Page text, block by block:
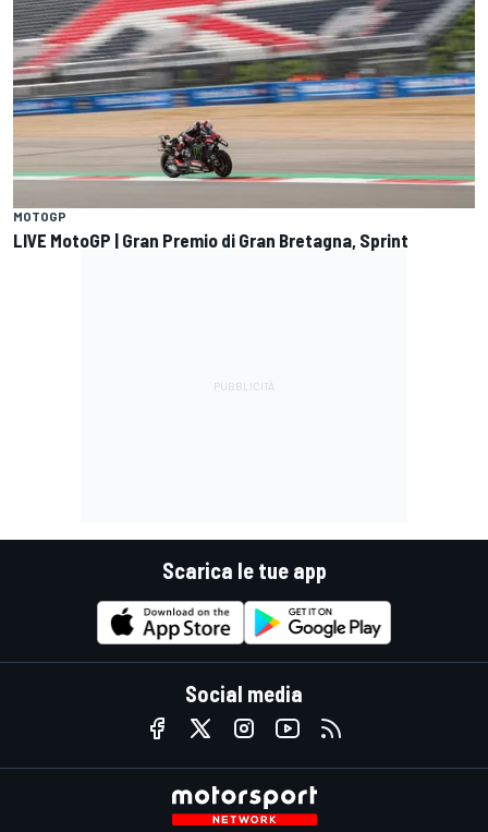
MOTOGP
LIVE MotoGP | Gran Premio di Gran Bretagna, Sprint
Scarica le tue app
Social media